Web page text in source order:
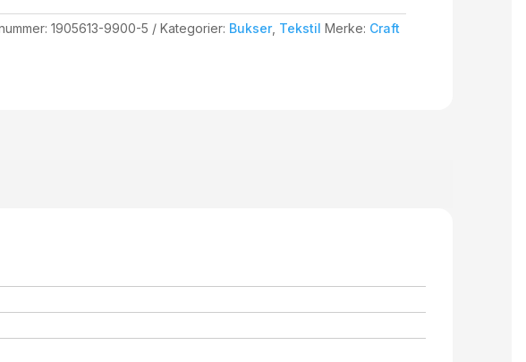
1905613-9900-5 Kategorier: Bukser, Tekstil Merke: Craft